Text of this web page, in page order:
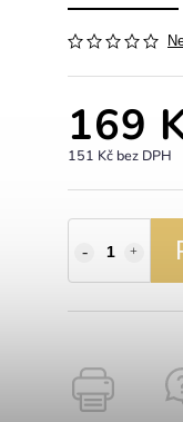
169
151 Kč bez DPH